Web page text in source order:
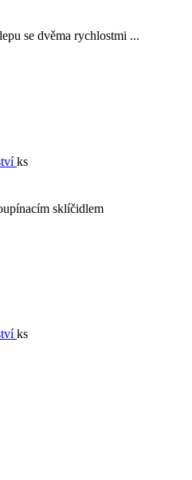
se dvěma rychlostmi ...
ks
sklíčidlem
ks